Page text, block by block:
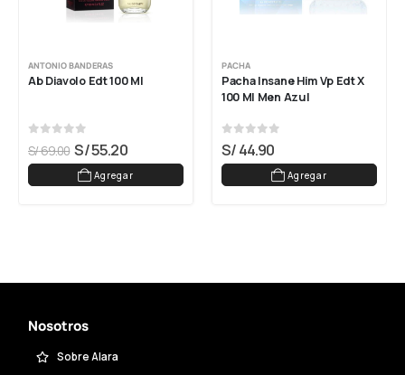
ANTONIO BANDERAS
Ab Diavolo Edt 100 Ml
out of 5
S/69.00 S/55.20
Agregar
PACHA
Pacha Insane Him Vp Edt X
100 Ml Men Azul
0 out of 5
S/44.90
Agregar
Nosotros
Sobre Alara